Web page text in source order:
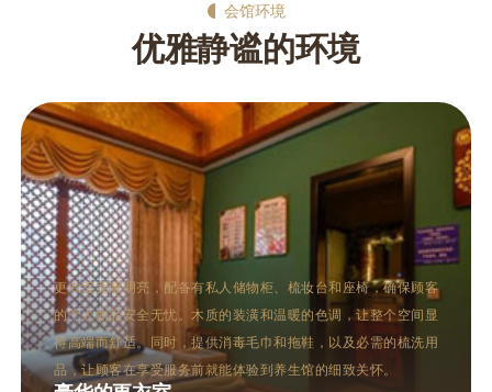
会馆环境
优雅静谧的环境
桑拿区通常包括干蒸和湿蒸两种桑拿房，设计现代而不失格调。
干蒸房以柔和的灯光和加热的石板为特色，让人在高温中体验深
层的出汗与放松。湿蒸房则通过蒸汽的温润，帮助打开毛孔，促
进血液循环。两种桑拿方式均有助于排毒养颜，满足不同顾客的